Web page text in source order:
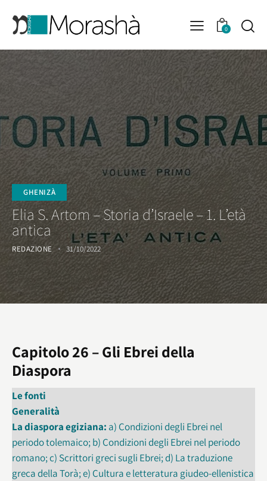
0
GHENIZÀ
Elia S. Artom – Storia d’Israele – 1. L’età
antica
REDAZIONE 31/10/2022
Capitolo 26 – Gli Ebrei della
Diaspora
Le fonti
Generalità
La diaspora egiziana: a) Condizioni degli Ebrei nel
periodo tolemaico; b) Condizioni degli Ebrei nel periodo
romano; c) Scrittori greci sugli Ebrei; d) La traduzione
greca della Torà; e) Cultura e letteratura giudeo-ellenistica